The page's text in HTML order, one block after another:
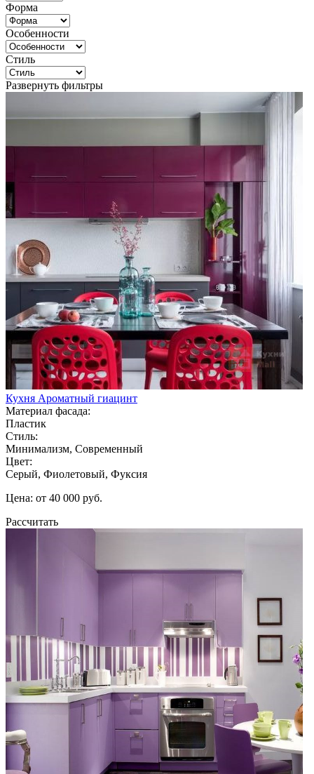
Форма
Особенности
Стиль
Развернуть фильтры
Кухня Ароматный гиацинт
Материал фасада:
Пластик
Стиль:
Минимализм, Современный
Цвет:
Серый, Фиолетовый, Фуксия
Цена: от 40 000 руб.
Рассчитать